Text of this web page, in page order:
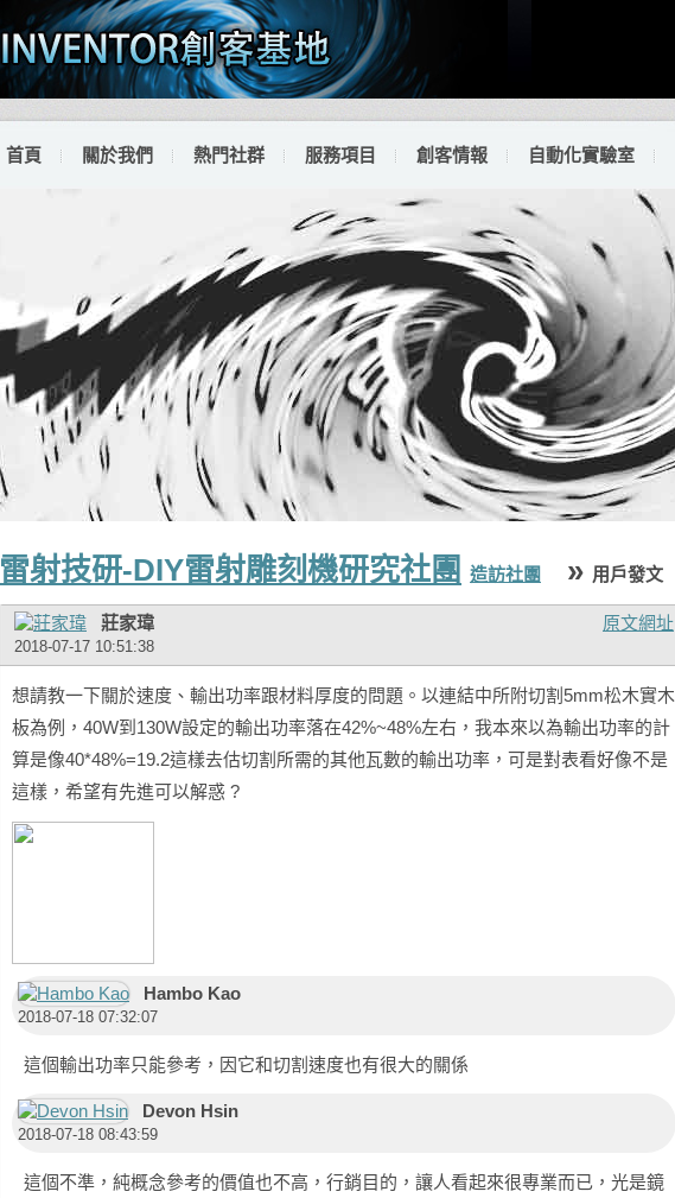
首頁 關於我們 熱門社群 服務項目 創客情報 自動化實驗室
雷射技研-DIY雷射雕刻機研究社團 造訪社團 » 用戶發文
原文網址
莊家瑋
2018-07-17 10:51:38
想請教一下關於速度、輸出功率跟材料厚度的問題。以連結中所附切割5mm松木實木
板為例，40W到130W設定的輸出功率落在42%~48%左右，我本來以為輸出功率的計
算是像40*48%=19.2這樣去估切割所需的其他瓦數的輸出功率，可是對表看好像不是
這樣，希望有先進可以解惑 ?
Hambo Kao
2018-07-18 07:32:07
這個輸出功率只能參考，因它和切割速度也有很大的關係
Devon Hsin
2018-07-18 08:43:59
這個不準，純概念參考的價值也不高，行銷目的，讓人看起來很專業而已，光是鏡